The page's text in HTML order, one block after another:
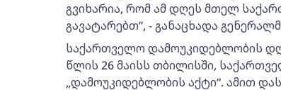
გვიხარია, რომ ამ დღეს მთელ
გავატარებთ”, - განაცხადა
საქართველო დამოუკიდებლობის
წლის 26 მაისს თბილისში,
„დამოუკიდებლობის აქტი“. ამით